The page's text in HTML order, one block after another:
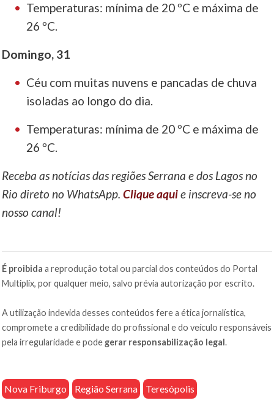
Temperaturas: mínima de 20 ºC e máxima de
26 ºC.
Domingo, 31
Céu com muitas nuvens e pancadas de chuva
isoladas ao longo do dia.
Temperaturas: mínima de 20 ºC e máxima de
26 ºC.
Receba as notícias das regiões Serrana e dos Lagos no
Rio direto no WhatsApp.Clique aquie inscreva-se no
nosso canal!
É proibida a reprodução total ou parcial dos conteúdos do Portal
Multiplix, por qualquer meio, salvo prévia autorização por escrito.
A utilização indevida desses conteúdos fere a ética jornalística,
compromete a credibilidade do profissional e do veículo responsáveis
pela irregularidade e pode gerar responsabilização legal.
Nova Friburgo Região Serrana Teresópolis